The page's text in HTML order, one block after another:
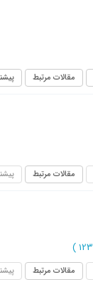
مقالات مرتبط
مقالات مرتبط
)
مقالات مرتبط